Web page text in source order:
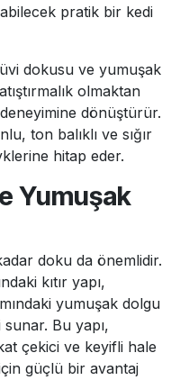
pratik bir kedi
dokusu ve yumuşak
olmaktan
dönüştürür.
ton balıklı ve sığır
hitap eder.
Yumuşak
doku da önemlidir.
kıtır yapı,
yumuşak dolgu
Bu yapı,
çekici ve keyifli hale
güçlü bir avantaj